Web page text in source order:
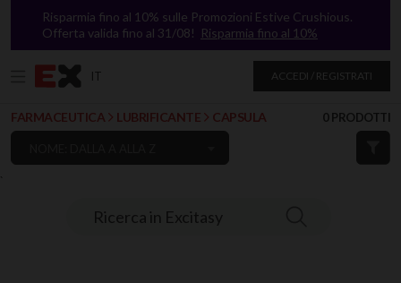
`
Risparmia fino al 10% sulle Promozioni Estive Crushious.
Offerta valida fino al 31/08! Risparmia fino al 10%
IT ACCEDI / REGISTRATI
Ricerca in Excitasy
FARMACEUTICA LUBRIFICANTE CAPSULA 0 PRODOTTI